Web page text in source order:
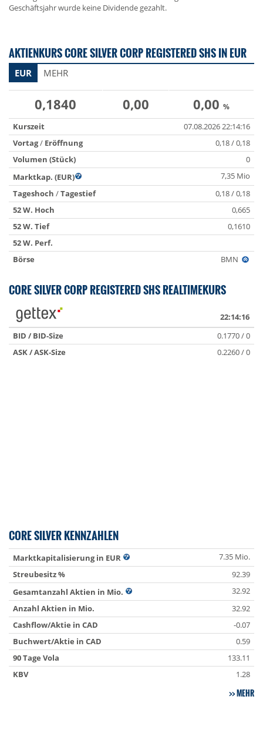
Geschäftsjahr wurde keine Dividende gezahlt.
AKTIENKURS CORE SILVER CORP REGISTERED SHS IN EUR
EUR MEHR
0,1840 0,00 0,00 %
Kurszeit
07.08.2026 22:14:16
Vortag/ Eröffnung
0,18 / 0,18
Volumen (Stück)
0
Marktkap. (EUR)
7,35 Mio
Tageshoch /Tagestief
0,18 / 0,18
52 W. Hoch
0,665
52 W. Tief
0,1610
52 W. Perf.
Börse
BMN
CORE SILVER CORP REGISTERED SHS REALTIMEKURS
22:14:16
BID / BID-Size
0.1770 / 0
ASK / ASK-Size
0.2260 / 0
CORE SILVER KENNZAHLEN
Marktkapitalisierung in EUR
7.35 Mio.
Streubesitz %
92.39
Gesamtanzahl Aktien in Mio.
32.92
Anzahl Aktien in Mio.
32.92
Cashflow/Aktie in CAD
-0.07
Buchwert/Aktie in CAD
0.59
90 Tage Vola
133.11
KBV
1.28
MEHR